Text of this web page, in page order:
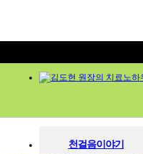
천걸음이야기